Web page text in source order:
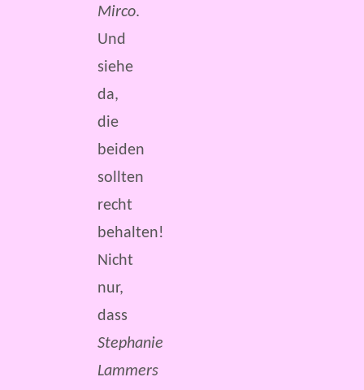
Mirco.
Und
siehe
da,
die
beiden
sollten
recht
behalten!
Nicht
nur,
dass
Stephanie
Lammers